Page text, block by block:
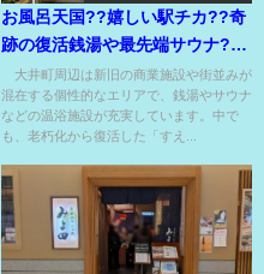
お風呂天国??嬉しい駅チカ??奇
跡の復活銭湯や最先端サウナ??
大井町銭湯&サウナ5選
大井町周辺は新旧の商業施設や街並みが
混在する個性的なエリアで、銭湯やサウナ
などの温浴施設が充実しています。中で
も、老朽化から復活した「すえ...